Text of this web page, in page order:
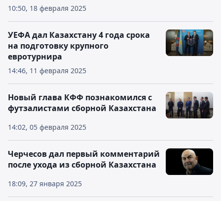
10:50, 18 февраля 2025
14:46, 11 февраля 2025
УЕФА дал Казахстану 4 года срока
на подготовку крупного
евротурнира
14:02, 05 февраля 2025
Новый глава КФФ познакомился с
футзалистами сборной Казахстана
18:09, 27 января 2025
Черчесов дал первый комментарий
после ухода из сборной Казахстана